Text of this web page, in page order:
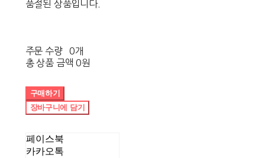
품절된 상품입니다.
주문 수량
0개
총 상품 금액 0원
구매하기
장바구니에 담기
페이스북
카카오톡